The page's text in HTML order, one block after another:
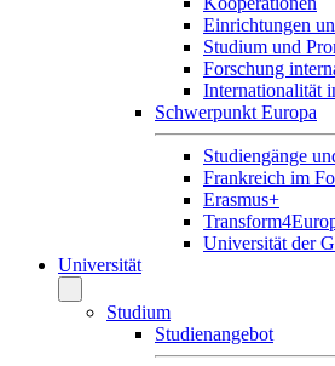
Einrichtungen
Studium und
Forschung
Internationalität
Schwerpunkt Europa
Studiengänge
Frankreich im
Erasmus+
Universität der
Universität
Studium
Studienangebot